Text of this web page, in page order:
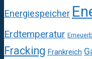
Energiespeicher
Erdtemperatur
Fracking Frankreich